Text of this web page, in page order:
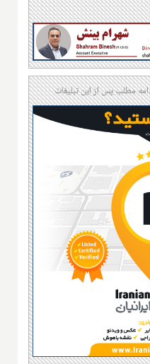
مطلب پس از این تبلیغات